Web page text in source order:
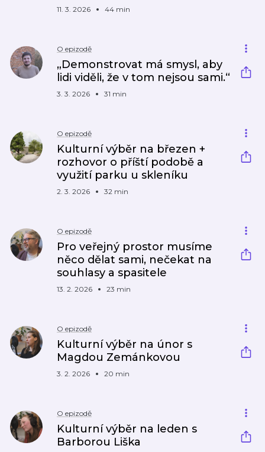
11. 3. 2026 44 min
O epizodě
„Demonstrovat má smysl, aby
lidi viděli, že v tom nejsou sami.“
3. 3. 2026 31 min
O epizodě
Kulturní výběr na březen +
rozhovor o příští podobě a
využití parku u skleníku
2. 3. 2026 32 min
O epizodě
Pro veřejný prostor musíme
něco dělat sami, nečekat na
souhlasy a spasitele
13. 2. 2026 23 min
O epizodě
Kulturní výběr na únor s
Magdou Zemánkovou
3. 2. 2026 20 min
O epizodě
Kulturní výběr na leden s
Barborou Liška